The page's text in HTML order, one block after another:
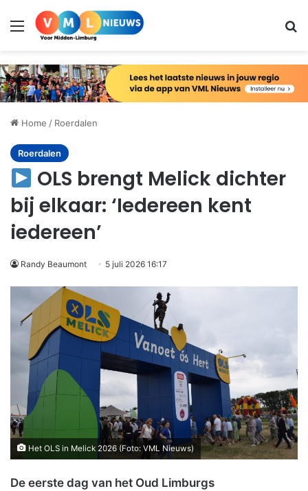
Menu
Home / Roerdalen
Roerdalen
OLS brengt Melick dichter
bij elkaar: ‘Iedereen kent
iedereen’
Randy Beaumont 5 juli 2026 16:17
Het OLS in Melick 2026 (Foto: VML Nieuws)
De eerste dag van het Oud Limburgs